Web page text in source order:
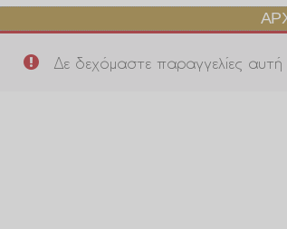
Δε δεχόμαστε παραγγελίες αυτή